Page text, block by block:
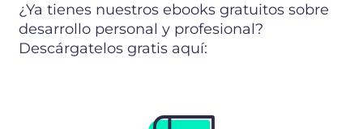
¿Ya tienes nuestros ebooks gratuitos sobre
desarrollo personal y profesional?
Descárgatelos gratis aquí: